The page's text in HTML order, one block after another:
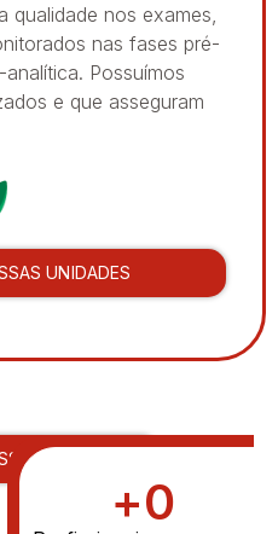
qualidade nos exames,
nas fases pré-
Possuímos
e que asseguram
UNIDADES
UNIDADES
+0